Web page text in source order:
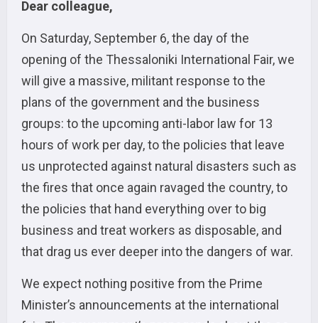
Dear colleague,
On Saturday, September 6, the day of the
opening of the Thessaloniki International Fair, we
will give a massive, militant response to the
plans of the government and the business
groups: to the upcoming anti-labor law for 13
hours of work per day, to the policies that leave
us unprotected against natural disasters such as
the fires that once again ravaged the country, to
the policies that hand everything over to big
business and treat workers as disposable, and
that drag us ever deeper into the dangers of war.
We expect nothing positive from the Prime
Minister’s announcements at the international